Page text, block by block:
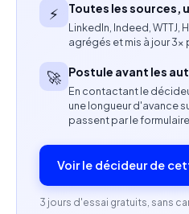
Compétences attendues
Expérience confirmée en
production audiovisuelle.
Maîtrise des outils de
After Effects, DaVinci
Solide compréhension du
Bonne connaissance des
⚡ Toutes les sources,
LinkedIn, Indeed, WTTJ,
agrégés et mis à jour 3×
🚀 Postule avant les
En contactant le
une longueur d'avance
passent par le
Voir le décideur de
3 jours d'essai gratuits, sans